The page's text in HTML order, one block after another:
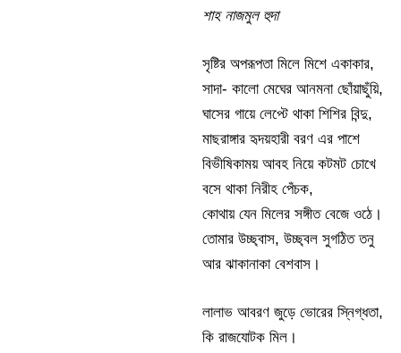
শাহ নাজমুল হুদা
সৃষ্টির অপরূপতা মিলে মিশে একাকার,
সাদা- কালো মেঘের আনমনা ছোঁয়াছুঁয়ি,
ঘাসের গায়ে লেপ্টে থাকা শিশির বিন্দু,
মাছরাঙ্গার হৃদয়হারী বরণ এর পাশে
বিভীষিকাময় আবহ নিয়ে কটমট চোখে
বসে থাকা নিরীহ পেঁচক,
কোথায় যেন মিলের সঙ্গীত বেজে ওঠে।
তোমার উচ্ছ্বাস, উচ্ছ্বল সুগঠিত তনু
আর ঝাকানাকা বেশবাস।
লালাভ আবরণ জুড়ে ভোরের স্নিগ্ধতা,
কি রাজযোটক মিল।